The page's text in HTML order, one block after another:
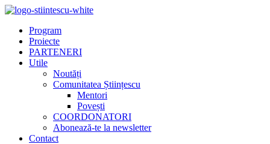
Program
Proiecte
PARTENERI
Utile
Noutăți
Comunitatea Științescu
Mentori
Povești
COORDONATORI
Abonează-te la newsletter
Contact